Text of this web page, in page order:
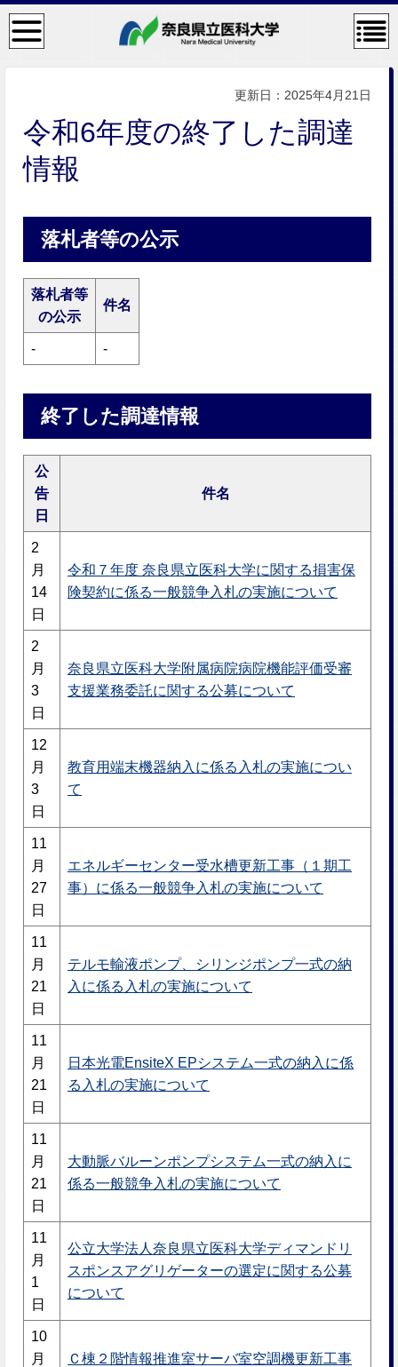
検
索・
メニ
コン
テン
ニュ
ー
更新日：2025年4月21日
令和6年度の終了した調達
情報
落札者等の公示
落札者等
の公示
件名
- -
終了した調達情報
公
告
日
件名
2
月
14
日
令和７年度 奈良県立医科大学に関する損害保
険契約に係る一般競争入札の実施について
2
月
3
日
奈良県立医科大学附属病院病院機能評価受審
支援業務委託に関する公募について
12
月
3
日
教育用端末機器納入に係る入札の実施につい
て
11
月
27
日
エネルギーセンター受水槽更新工事（１期工
事）に係る一般競争入札の実施について
11
月
21
日
テルモ輸液ポンプ、シリンジポンプ一式の納
入に係る入札の実施について
11
月
21
日
日本光電EnsiteX EPシステム一式の納入に係
る入札の実施について
11
月
21
日
大動脈バルーンポンプシステム一式の納入に
係る一般競争入札の実施について
11
月
1
日
公立大学法人奈良県立医科大学ディマンドリ
スポンスアグリゲーターの選定に関する公募
について
10
月
Ｃ棟２階情報推進室サーバ室空調機更新工事